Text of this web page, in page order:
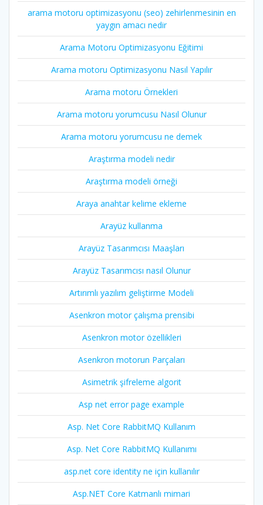
arama motoru optimizasyonu (seo) zehirlenmesinin en
yaygın amacı nedir
Arama Motoru Optimizasyonu Eğitimi
Arama motoru Optimizasyonu Nasıl Yapılır
Arama motoru Örnekleri
Arama motoru yorumcusu Nasıl Olunur
Arama motoru yorumcusu ne demek
Araştırma modeli nedir
Araştırma modeli örneği
Araya anahtar kelime ekleme
Arayüz kullanma
Arayüz Tasarımcısı Maaşları
Arayüz Tasarımcısı nasıl Olunur
Artırımlı yazılım geliştirme Modeli
Asenkron motor çalışma prensibi
Asenkron motor özellikleri
Asenkron motorun Parçaları
Asimetrik şifreleme algorit
Asp net error page example
Asp. Net Core RabbitMQ Kullanım
Asp. Net Core RabbitMQ Kullanımı
asp.net core identity ne için kullanılır
Asp.NET Core Katmanlı mimari